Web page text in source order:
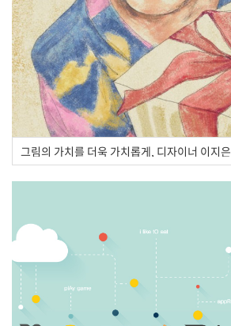
그림의 가치를 더욱 가치롭게, 디자이너 이지은